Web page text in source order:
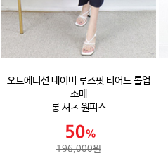
오트에디션 네이비 루즈핏 티어드 롤업
소매
롱 셔츠 원피스
196,000원